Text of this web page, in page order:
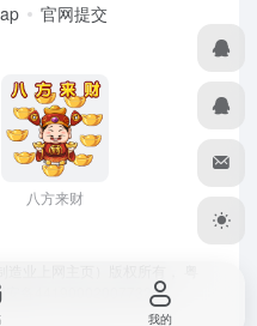
官网提交
八方来财
安备44190002007732号
我的